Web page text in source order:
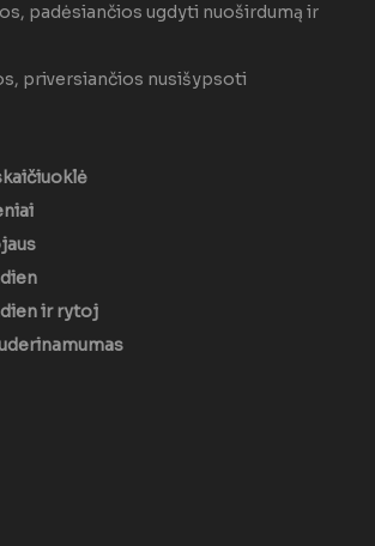
padėsiančios ugdyti nuoširdumą ir
priversiančios nusišypsoti
ir rytoj